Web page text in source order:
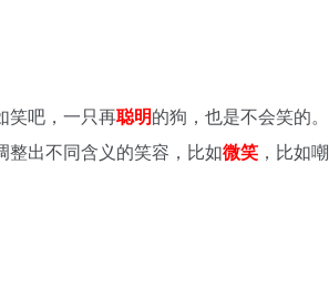
笑吧，一只再聪明的狗，也是不会笑的。
出不同含义的笑容，比如微笑 ，比如嘲